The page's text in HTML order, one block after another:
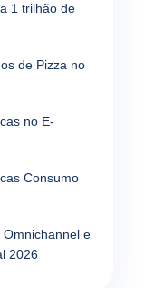
1 trilhão de
de Pizza no
no E-
Consumo
Omnichannel e
2026